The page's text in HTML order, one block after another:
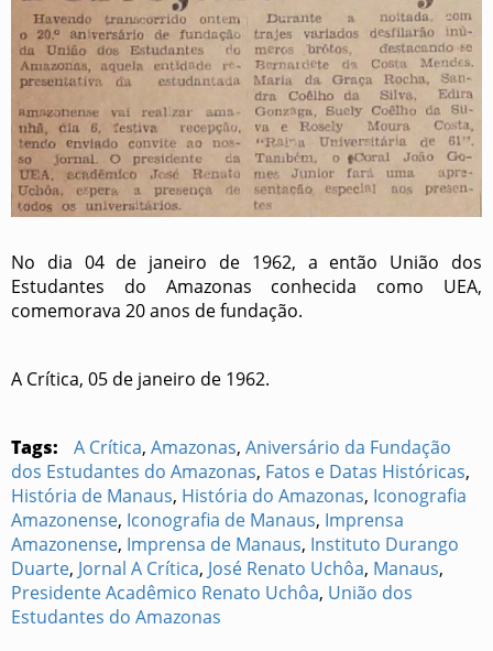
No dia 04 de janeiro de 1962, a então União dos
Estudantes do Amazonas conhecida como UEA,
comemorava 20 anos de fundação.
A Crítica, 05 de janeiro de 1962.
Tags: A Crítica, Amazonas, Aniversário da Fundação
dos Estudantes do Amazonas, Fatos e Datas Históricas,
História de Manaus, História do Amazonas, Iconografia
Amazonense, Iconografia de Manaus, Imprensa
Amazonense, Imprensa de Manaus, Instituto Durango
Duarte, Jornal A Crítica, José Renato Uchôa, Manaus,
Presidente Acadêmico Renato Uchôa, União dos
Estudantes do Amazonas